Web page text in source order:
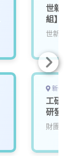
世新
組】
世新大
新竹
工研
研發
財團法